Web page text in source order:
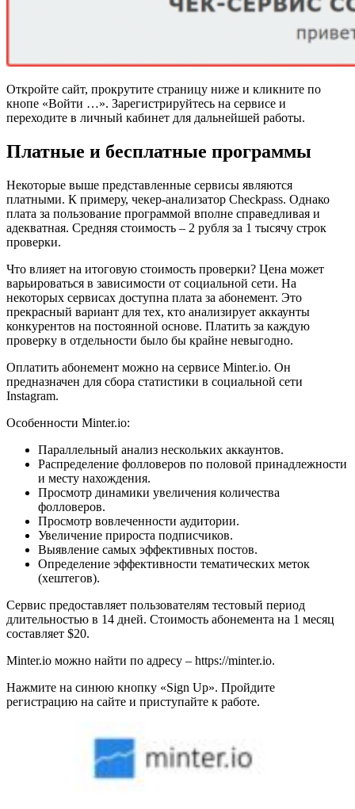
Откройте сайт, прокрутите страницу ниже и кликните по
кнопе «Войти …». Зарегистрируйтесь на сервисе и
переходите в личный кабинет для дальнейшей работы.
Платные и бесплатные программы
Некоторые выше представленные сервисы являются
платными. К примеру, чекер-анализатор Checkpass. Однако
плата за пользование программой вполне справедливая и
адекватная. Средняя стоимость – 2 рубля за 1 тысячу строк
проверки.
Что влияет на итоговую стоимость проверки? Цена может
варьироваться в зависимости от социальной сети. На
некоторых сервисах доступна плата за абонемент. Это
прекрасный вариант для тех, кто анализирует аккаунты
конкурентов на постоянной основе. Платить за каждую
проверку в отдельности было бы крайне невыгодно.
Оплатить абонемент можно на сервисе Minter.io. Он
предназначен для сбора статистики в социальной сети
Instagram.
Особенности Minter.io:
Параллельный анализ нескольких аккаунтов.
Распределение фолловеров по половой принадлежности
и месту нахождения.
Просмотр динамики увеличения количества
фолловеров.
Просмотр вовлеченности аудитории.
Увеличение прироста подписчиков.
Выявление самых эффективных постов.
Определение эффективности тематических меток
(хештегов).
Сервис предоставляет пользователям тестовый период
длительностью в 14 дней. Стоимость абонемента на 1 месяц
составляет $20.
Minter.io можно найти по адресу – https://minter.io.
Нажмите на синюю кнопку «Sign Up». Пройдите
регистрацию на сайте и приступайте к работе.